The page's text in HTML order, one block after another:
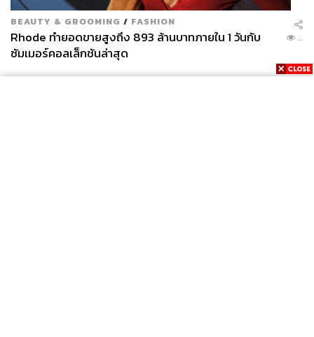
BEAUTY & GROOMING / FASHION
Rhode ทำยอดขายสูงถึง 893 ล้านบาทภายใน 1 วันกับ
ซัมเมอร์คอลเล็กชันล่าสุด
...